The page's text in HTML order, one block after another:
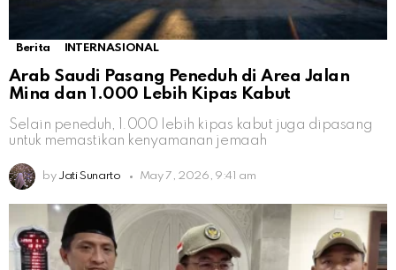
Berita INTERNASIONAL
Arab Saudi Pasang Peneduh di Area Jalan
Mina dan 1.000 Lebih Kipas Kabut
Selain peneduh, 1.000 lebih kipas kabut juga dipasang
untuk memastikan kenyamanan jemaah
by Jati Sunarto May 7, 2026, 9:41 am